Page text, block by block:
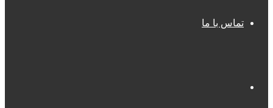
تماس با ما